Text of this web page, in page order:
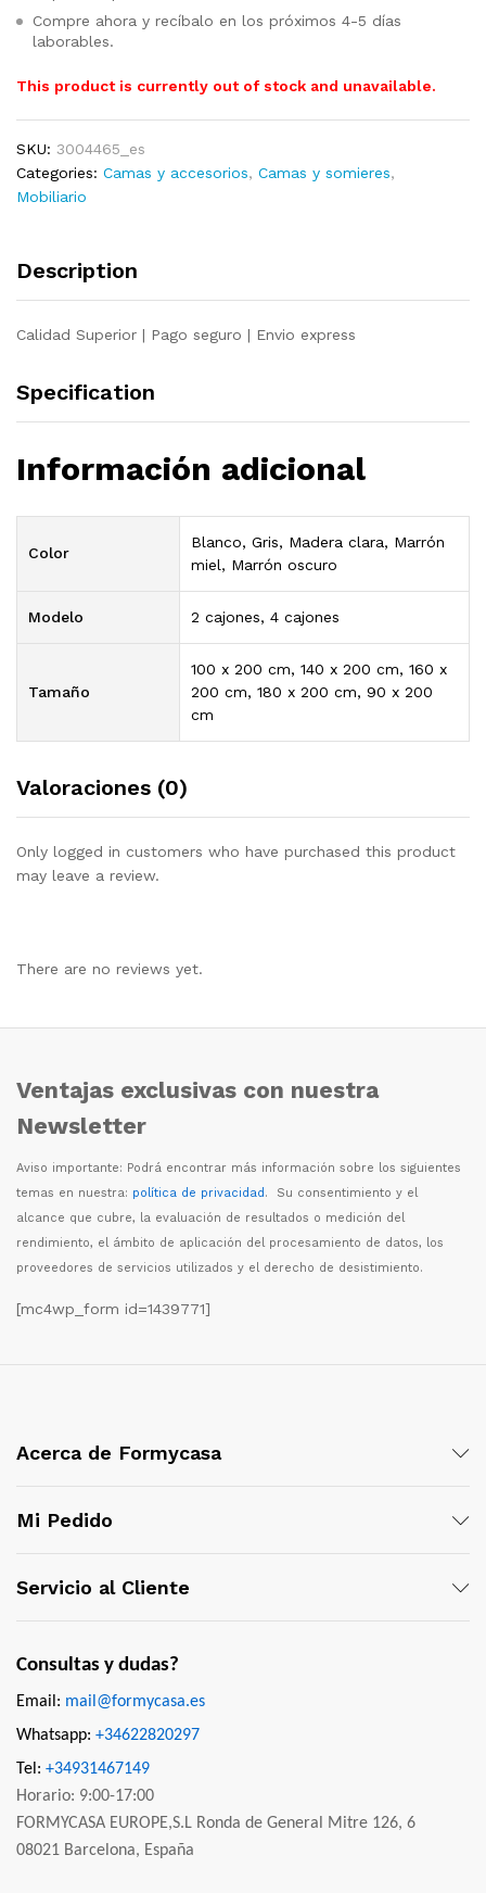
Compre ahora y recíbalo en los próximos 4-5 días
laborables.
This product is currently out of stock and unavailable.
SKU: 3004465_es
Categories: Camas y accesorios, Camas y somieres,
Mobiliario
Description
Calidad Superior | Pago seguro | Envio express
Specification
Información adicional
Color
Blanco, Gris, Madera clara, Marrón
miel, Marrón oscuro
Modelo 2 cajones, 4 cajones
Tamaño
100 x 200 cm, 140 x 200 cm, 160 x
200 cm, 180 x 200 cm, 90 x 200
cm
Valoraciones (0)
Only logged in customers who have purchased this product
may leave a review.
There are no reviews yet.
Ventajas exclusivas con nuestra
Newsletter
Aviso importante: Podrá encontrar más información sobre los siguientes
temas en nuestra: política de privacidad. Su consentimiento y el
alcance que cubre, la evaluación de resultados o medición del
rendimiento, el ámbito de aplicación del procesamiento de datos, los
proveedores de servicios utilizados y el derecho de desistimiento.
[mc4wp_form id=1439771]
Acerca de Formycasa
Mi Pedido
Servicio al Cliente
Consultas y dudas?
Email: mail@formycasa.es
Whatsapp: +34622820297
Tel: +34931467149
Horario: 9:00-17:00
FORMYCASA EUROPE,S.L Ronda de General Mitre 126, 6
08021 Barcelona, España